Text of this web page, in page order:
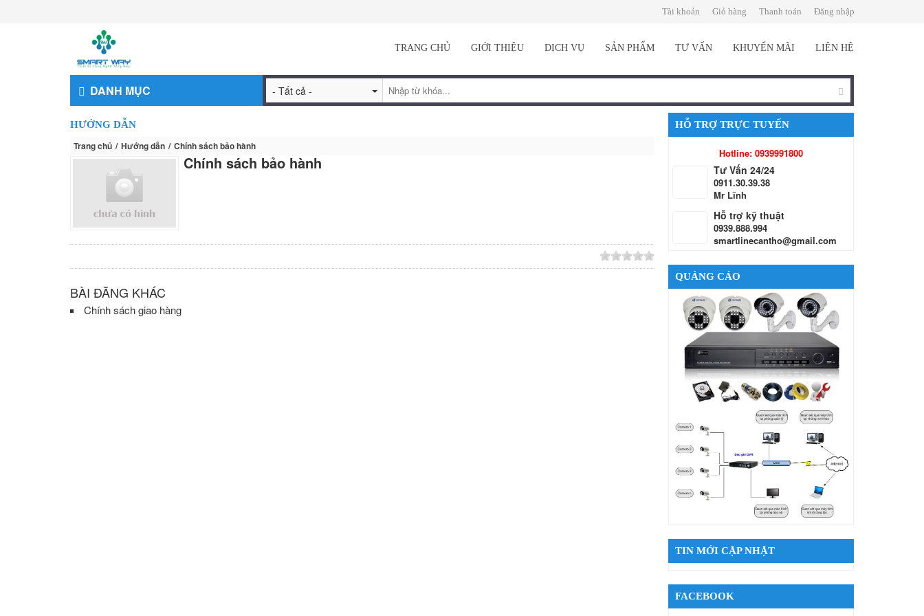
Tài khoản Giỏ hàng Thanh toán Đăng nhập
TRANG CHỦ GIỚI THIỆU DỊCH VỤ SẢN PHẨM TƯ VẤN KHUYẾN MÃI LIÊN HỆ
DANH MỤC
HƯỚNG DẪN
Trang chủ Hướng dẫn Chính sách bảo hành
Chính sách bảo hành
BÀI ĐĂNG KHÁC
Chính sách giao hàng
HỖ TRỢ TRỰC TUYẾN
Hotline: 0939991800
Tư Vấn 24/24
0911.30.39.38
Mr Lĩnh
Hỗ trợ kỹ thuật
0939.888.994
smartlinecantho@gmail.com
QUẢNG CÁO
TIN MỚI CẬP NHẬT
FACEBOOK